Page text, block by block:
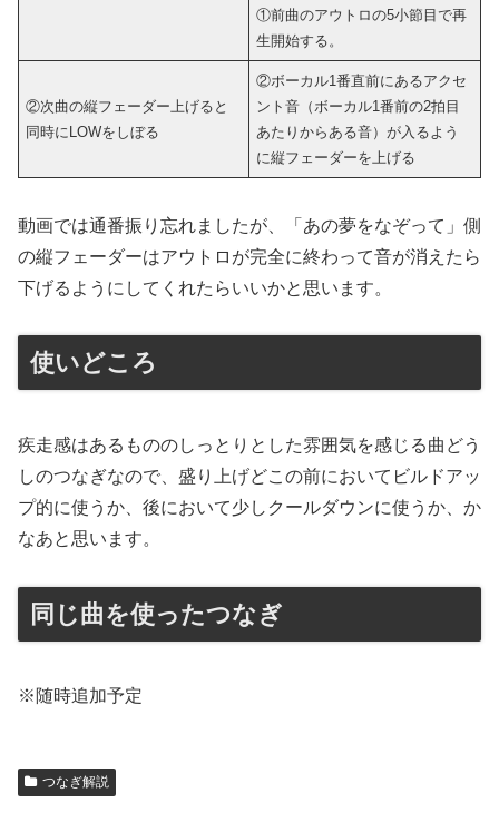
①前曲のアウトロの5小節目で再
生開始する。
②次曲の縦フェーダー上げると
同時にLOWをしぼる
②ボーカル1番直前にあるアクセ
ント音（ボーカル1番前の2拍目
あたりからある音）が入るよう
に縦フェーダーを上げる
動画では通番振り忘れましたが、「あの夢をなぞって」側
の縦フェーダーはアウトロが完全に終わって音が消えたら
下げるようにしてくれたらいいかと思います。
使いどころ
疾走感はあるもののしっとりとした雰囲気を感じる曲どう
しのつなぎなので、盛り上げどこの前においてビルドアッ
プ的に使うか、後において少しクールダウンに使うか、か
なあと思います。
同じ曲を使ったつなぎ
※随時追加予定
つなぎ解説